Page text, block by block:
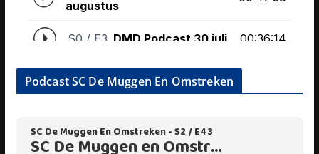
Podcast SC De Muggen En Omstreken